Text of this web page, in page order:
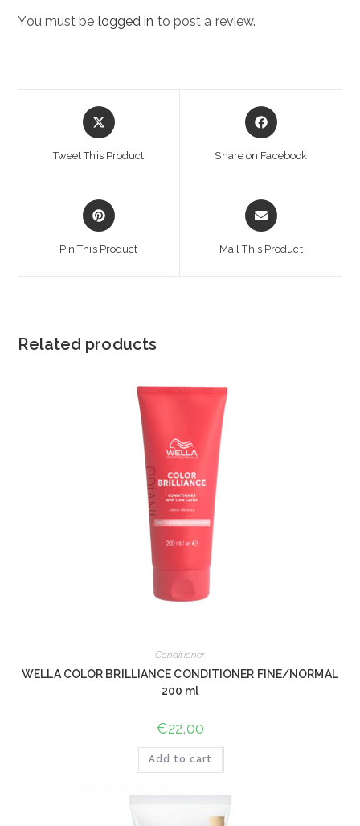
You must be logged in to post a review.
Opens
in
Tweet This Product
Opens
in
Share on Facebook
Opens
in
Pin This Product
Opens
in
Mail This Product
Related products
Conditioner
WELLA COLOR BRILLIANCE CONDITIONER FINE/NORMAL
200 ml
€22,00
Add to cart